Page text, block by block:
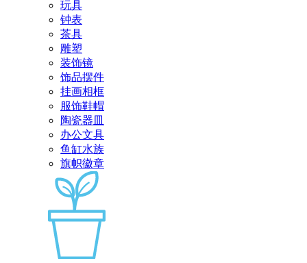
玩具
钟表
茶具
雕塑
装饰镜
饰品摆件
挂画相框
服饰鞋帽
陶瓷器皿
办公文具
鱼缸水族
旗帜徽章